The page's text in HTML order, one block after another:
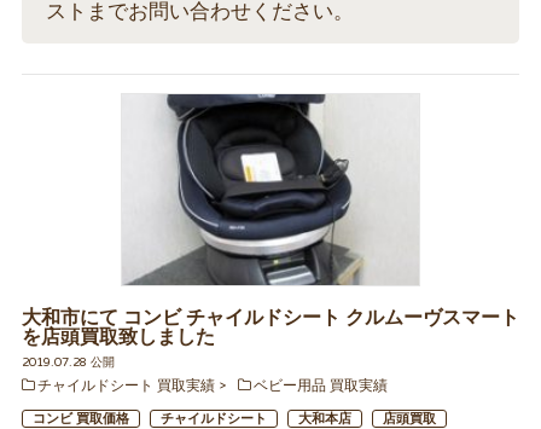
ストまでお問い合わせください。
大和市にて コンビ チャイルドシート クルムーヴスマート
を店頭買取致しました
2019.07.28 公開
チャイルドシート 買取実績
ベビー用品 買取実績
コンビ 買取価格 チャイルドシート 大和本店 店頭買取